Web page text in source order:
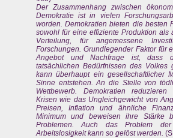
Der Zusammenhang zwischen
Demokratie ist in vielen
worden. Demokratien bieten die besten
sowohl für eine effiziente Produktion als
Verteilung, für angemessene
Forschungen. Grundlegender Faktor für
Angebot und Nachfrage ist, dass
tatsächlichen Bedürfnissen des Volkes
kann überhaupt ein gesellschaftlicher
Sinne entstehen. An die Stelle von
Wettbewerb. Demokratien reduzieren
Krisen wie das Ungleichgewicht von
Preisen, Inflation und ähnliche
Minimum und beweisen ihre Stärke
Problemen. Auch das Problem der
Arbeitslosigkeit kann so gelöst werden.